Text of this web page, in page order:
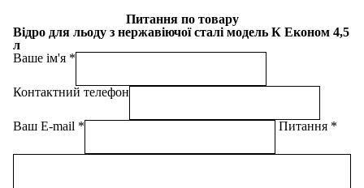
Питання по товару
Відро для льоду з нержавіючої сталі модель К Економ 4,5
л
Ваше ім'я
Контактний телефон
Ваш E-mail Питання